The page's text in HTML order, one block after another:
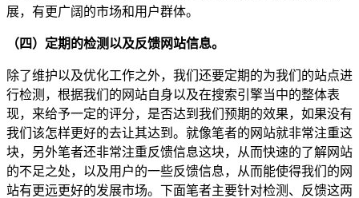
展，有更广阔的市场和用户群体。
（四）定期的检测以及反馈网站信息。
除了维护以及优化工作之外，我们还要定期的为我们的站点进
行检测，根据我们的网站自身以及在搜索引擎当中的整体表
现，来给予一定的评分，是否达到我们预期的效果，如果没有
我们该怎样更好的去让其达到。就像笔者的网站就非常注重这
块，另外笔者还非常注重反馈信息这块，从而快速的了解网站
的不足之处，以及用户的一些反馈信息，从而能使得我们的网
站有更远更好的发展市场。下面笔者主要针对检测、反馈这两